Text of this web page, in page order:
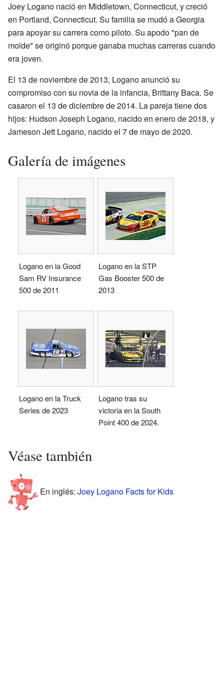
Joey Logano nació en Middletown, Connecticut, y creció
en Portland, Connecticut. Su familia se mudó a Georgia
para apoyar su carrera como piloto. Su apodo "pan de
molde" se originó porque ganaba muchas carreras cuando
era joven.
El 13 de noviembre de 2013, Logano anunció su
compromiso con su novia de la infancia, Brittany Baca. Se
casaron el 13 de diciembre de 2014. La pareja tiene dos
hijos: Hudson Joseph Logano, nacido en enero de 2018, y
Jameson Jett Logano, nacido el 7 de mayo de 2020.
Galería de imágenes
Logano en la Good
Sam RV Insurance
500 de 2011
Logano en la STP
Gas Booster 500 de
2013
Logano en la Truck
Series de 2023
Logano tras su
victoria en la South
Point 400 de 2024.
Véase también
En inglés: Joey Logano Facts for Kids